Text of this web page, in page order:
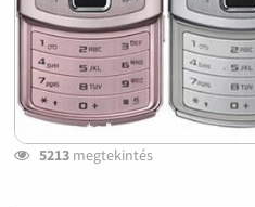
5213megtekintés